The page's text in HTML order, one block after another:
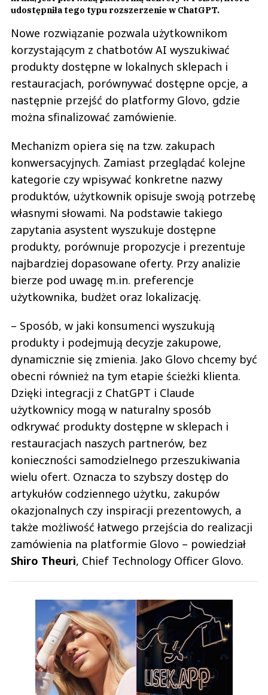
udostępniła tego typu rozszerzenie w ChatGPT.
Nowe rozwiązanie pozwala użytkownikom
korzystającym z chatbotów AI wyszukiwać
produkty dostępne w lokalnych sklepach i
restauracjach, porównywać dostępne opcje, a
następnie przejść do platformy Glovo, gdzie
można sfinalizować zamówienie.
Mechanizm opiera się na tzw. zakupach
konwersacyjnych. Zamiast przeglądać kolejne
kategorie czy wpisywać konkretne nazwy
produktów, użytkownik opisuje swoją potrzebę
własnymi słowami. Na podstawie takiego
zapytania asystent wyszukuje dostępne
produkty, porównuje propozycje i prezentuje
najbardziej dopasowane oferty. Przy analizie
bierze pod uwagę m.in. preferencje
użytkownika, budżet oraz lokalizację.
– Sposób, w jaki konsumenci wyszukują
produkty i podejmują decyzje zakupowe,
dynamicznie się zmienia. Jako Glovo chcemy być
obecni również na tym etapie ścieżki klienta.
Dzięki integracji z ChatGPT i Claude
użytkownicy mogą w naturalny sposób
odkrywać produkty dostępne w sklepach i
restauracjach naszych partnerów, bez
konieczności samodzielnego przeszukiwania
wielu ofert. Oznacza to szybszy dostęp do
artykułów codziennego użytku, zakupów
okazjonalnych czy inspiracji prezentowych, a
także możliwość łatwego przejścia do realizacji
zamówienia na platformie Glovo – powiedział
Shiro Theuri, Chief Technology Officer Glovo.